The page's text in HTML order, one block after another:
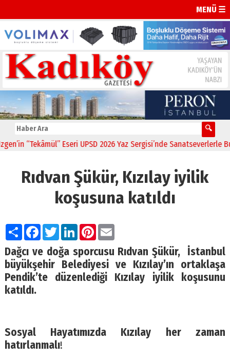
MENÜ ☰
“Tekâmül” Eseri UPSD 2026 Yaz Sergisi’nde Sanatseverlerle
Rıdvan Şükür, Kızılay iyilik
koşusuna katıldı
PaylaşFacebook
TwitterLinkedIn
Pinterest
Email
Dağcı ve doğa sporcusu Rıdvan Şükür, İstanbul
büyükşehir Belediyesi ve Kızılay’ın ortaklaşa
Pendik’te düzenlediği Kızılay iyilik koşusunu
katıldı.
Sosyal Hayatımızda Kızılay her zaman
hatırlanmalı!